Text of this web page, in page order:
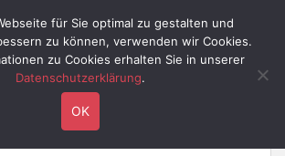
Blog
ST2000DM001
für Sie optimal zu gestalten und
zu können, verwenden wir Cookies.
zu Cookies erhalten Sie in unserer
Datenschutzerklärung.
OK